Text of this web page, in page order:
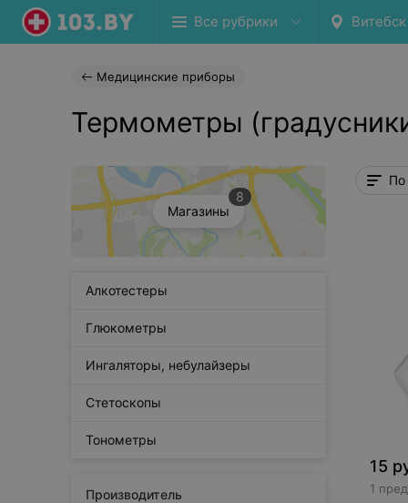
Все рубрики Витебск
Медицинские приборы
Термометры
Магазины
8
Алкотестеры
Глюкометры
Ингаляторы, небулайзеры
Стетоскопы
Тонометры
Производитель
По
15
1